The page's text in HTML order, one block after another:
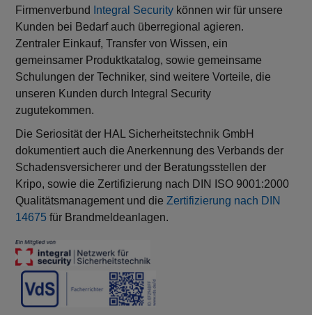
Firmenverbund
Integral Security können wir für unsere
Kunden bei Bedarf auch überregional agieren.
Zentraler Einkauf, Transfer von Wissen, ein
gemeinsamer Produktkatalog, sowie gemeinsame
Schulungen der Techniker, sind weitere Vorteile, die
unseren Kunden durch Integral Security
zugutekommen.
Die Seriosität der HAL Sicherheitstechnik GmbH
dokumentiert auch die Anerkennung des Verbands der
Schadensversicherer und der Beratungsstellen der
Kripo, sowie die Zertifizierung nach DIN ISO 9001:2000
Qualitätsmanagement und die Zertifizierung nach DIN
14675 für Brandmeldeanlagen.